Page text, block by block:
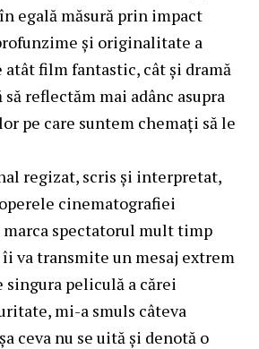
egală măsură prin impact
și originalitate a
atât film fantastic, cât și dramă
reflectăm mai adânc asupra
pe care suntem chemați să le
regizat, scris și interpretat,
cinematografiei
marca spectatorul mult timp
va transmite un mesaj extrem
singura peliculă a cărei
mi-a smuls câteva
ceva nu se uită și denotă o